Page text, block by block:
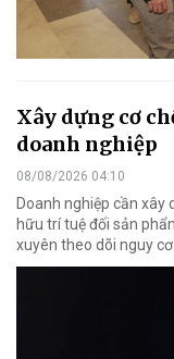
Xây dựng cơ
doanh nghiệp
08/08/2026 04:10
Doanh nghiệp cần
hữu trí tuệ đối sản
xuyên theo dõi nguy